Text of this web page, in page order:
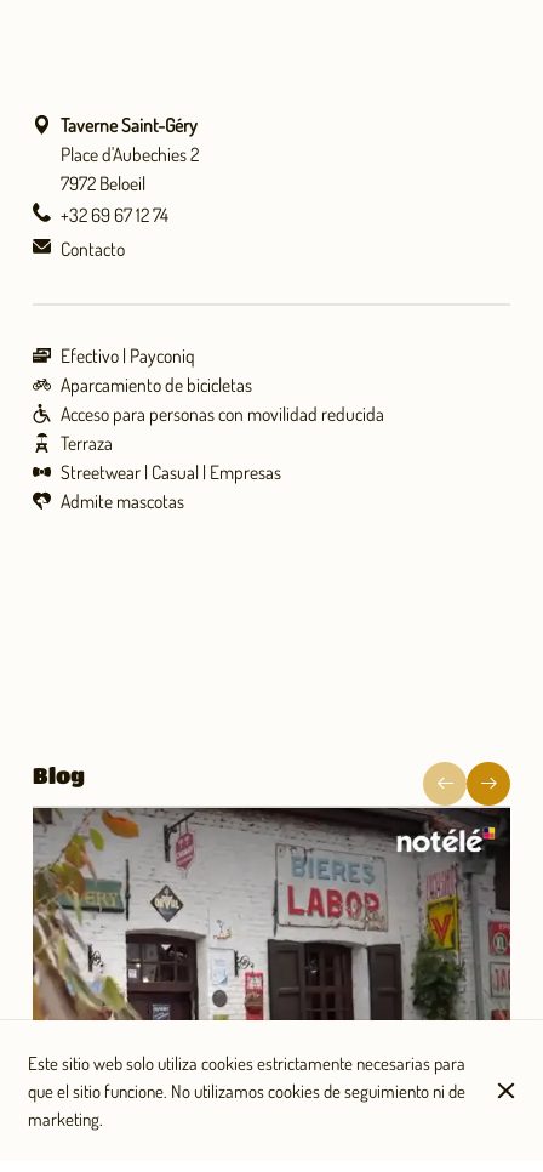
Taverne Saint-Géry
Place d'Aubechies 2
7972 Beloeil
+32 69 67 12 74
Contacto
Efectivo Payconiq
Aparcamiento de bicicletas
Acceso para personas con movilidad reducida
Terraza
Streetwear Casual Empresas
Admite mascotas
Blog
Este sitio web solo utiliza cookies estrictamente necesarias para
que el sitio funcione. No utilizamos cookies de seguimiento ni de
marketing.